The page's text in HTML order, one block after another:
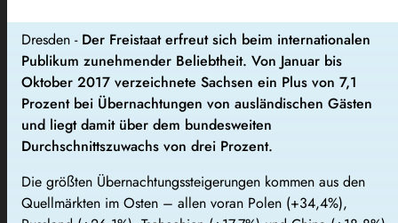
Dresden - Der Freistaat erfreut sich beim internationalen
Publikum zunehmender Beliebtheit. Von Januar bis
Oktober 2017 verzeichnete Sachsen ein Plus von 7,1
Prozent bei Übernachtungen von ausländischen Gästen
und liegt damit über dem bundesweiten
Durchschnittszuwachs von drei Prozent.
Die größten Übernachtungssteigerungen kommen aus den
Quellmärkten im Osten – allen voran Polen (+34,4%),